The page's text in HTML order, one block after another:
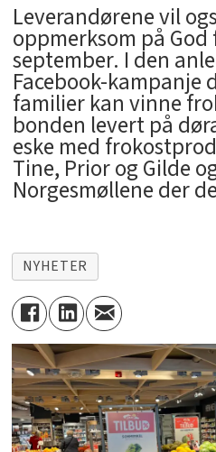
Leverandørene vil
oppmerksom på
september. I den
Facebook-kampanje
familier kan vinne
bonden levert på
eske med
Tine, Prior og Gilde
Norgesmøllene der
NYHETER